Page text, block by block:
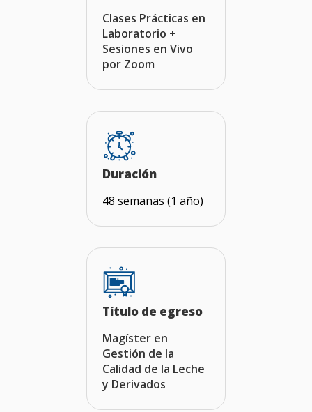
Clases Prácticas en
Laboratorio +
Sesiones en Vivo
por Zoom
Duración
48 semanas (1 año)
Título de egreso
Magíster en
Gestión de la
Calidad de la Leche
y Derivados